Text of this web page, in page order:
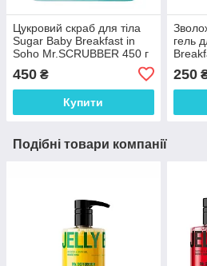
Цукровий скраб для тіла
Sugar Baby Breakfast in
Soho Mr.SCRUBBER 450 г
450 ₴
Купити
гель
250
Подібні товари компанії